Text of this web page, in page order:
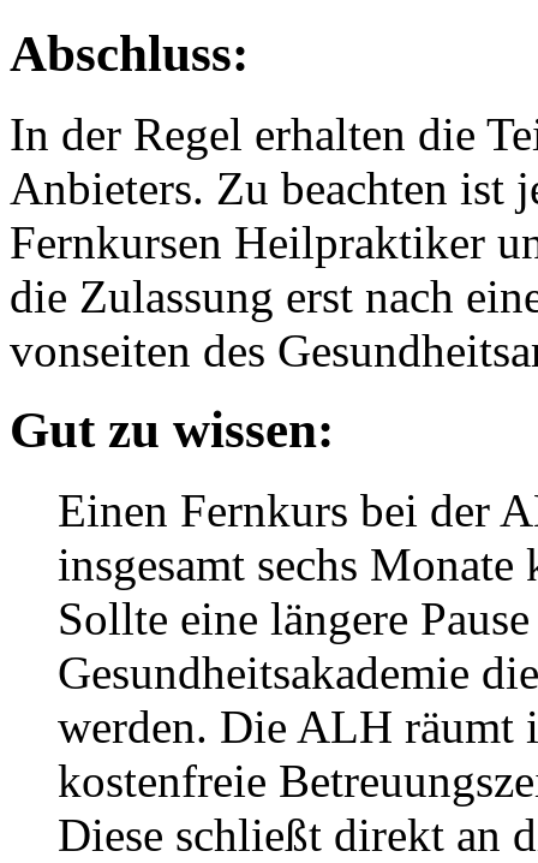
Abschluss:
In der Regel erhalten die
Anbieters. Zu beachten ist
Fernkursen Heilpraktiker
die Zulassung erst nach
vonseiten des
Gut zu wissen:
Einen Fernkurs bei der
insgesamt sechs
Sollte eine längere
Gesundheitsakademie
werden. Die ALH räumt
kostenfreie
Diese schließt direkt an